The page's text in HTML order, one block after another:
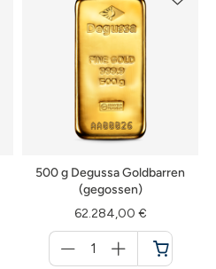
500 g Degussa Goldbarren
(gegossen)
62.284,00 €
für